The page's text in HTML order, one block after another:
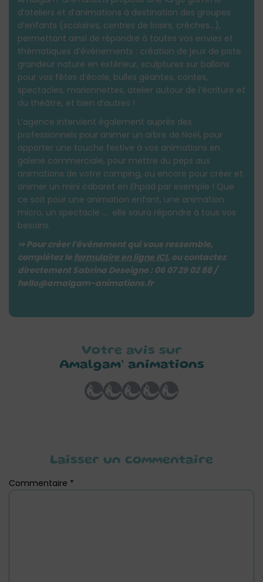
d’ateliers et d’animations à destination des groupes
d’enfants (scolaires, centres de loisirs, crèches…),
permettant ainsi de répondre à toutes vos envies et
thématiques d’événements : création de jeux de piste
grandeur nature en extérieur, sculptures sur ballons
pour vos fêtes d’école, bulles géantes, contes,
spectacles, marionnettes, atelier autour de l’écriture et
du théâtre, et bien d’autres !
L’agence intervient également auprès des
professionnels pour animer un arbre de Noël, pour
apporter une touche festive à vos animations en
galerie commerciale, pour mettre du peps aux
animations de votre camping, ou encore pour créer et
animer un mini cabaret en Ehpad par exemple ! Que
ce soit pour une animation enfant, une animation
micro, un spectacle … elle saura répondre à tous vos
besoins.
⇒ Pour créer l’événement qui vous ressemble,
complétez le formulaire en ligne ICI, ou contactez
directement Sabrina Deseigne : 06 07 29 02 88 /
hello@amalgam-animations.fr
Votre avis sur
Amalgam’ animations
Laisser un commentaire
Commentaire *